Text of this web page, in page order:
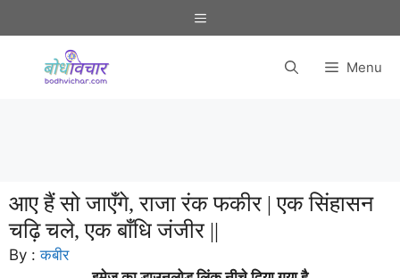
to
Menu
Menu
आए हैं सो जाएँगे, राजा रंक फकीर | एक सिंहासन
चढ़ि चले, एक बाँधि जंजीर ||
By :कबीर